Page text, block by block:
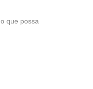
que possa